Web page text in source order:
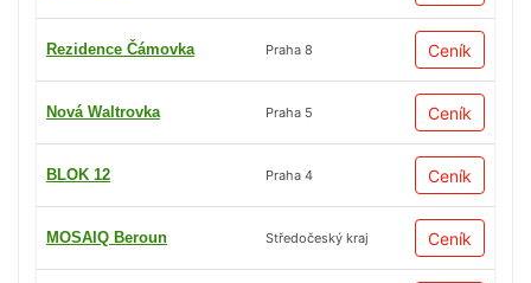
Rezidence Čámovka Praha 8 Ceník
Nová Waltrovka Praha 5 Ceník
BLOK 12 Praha 4 Ceník
MOSAIQ Beroun Středočeský kraj Ceník